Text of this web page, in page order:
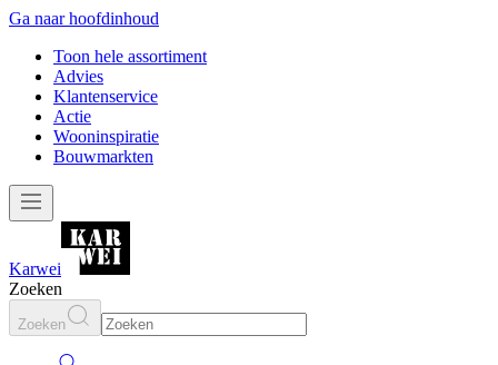
Ga naar hoofdinhoud
Toon hele assortiment
Advies
Klantenservice
Actie
Wooninspiratie
Bouwmarkten
Karwei
Zoeken
Zoeken